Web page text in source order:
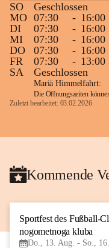
SO
Geschlossen
MO 07:30 - 16:00
DI
07:30 - 16:00
MI
07:30 - 16:00
DO
07:30 - 16:00
FR
07:30 - 13:00
SA
Geschlossen
Mariä Himmelfahrt:
Die Öffnungszeiten
Zuletzt bearbeitet: 03.02.2026
Kommende
Sportfest des Fußball-
nogometnoga kluba
Do., 13. Aug. - So.,